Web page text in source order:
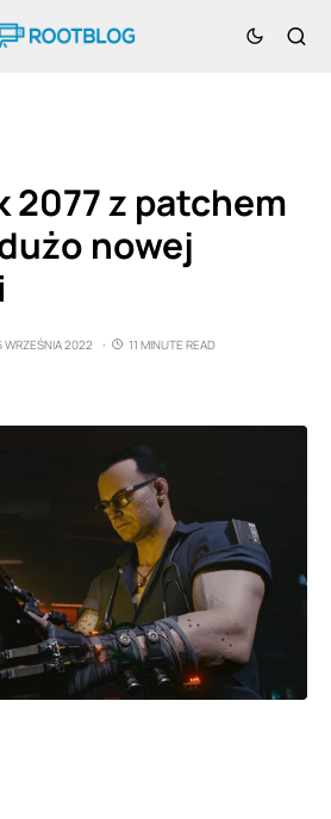
2077 z patchem
nowej
WRZEŚNIA 2022
11 MINUTE READ